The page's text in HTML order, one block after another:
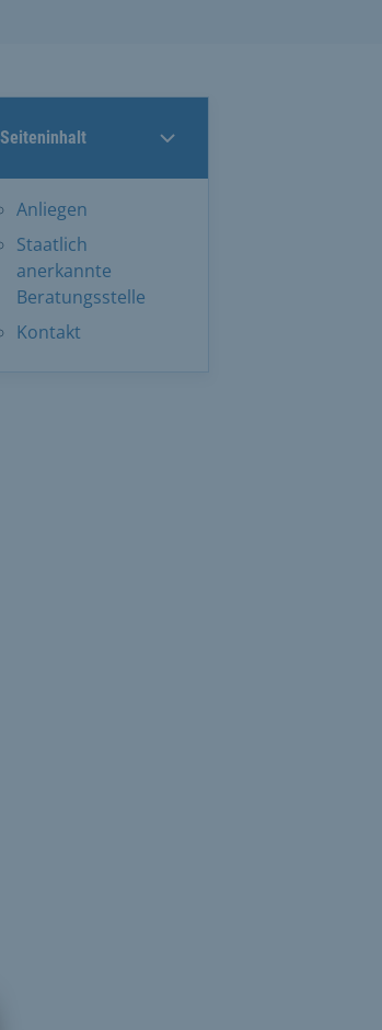
Seiteninhalt
Anliegen
Staatlich
anerkannte
Beratungsstelle
Kontakt